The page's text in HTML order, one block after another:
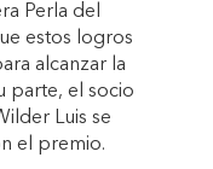
Perla del
estos logros
alcanzar la
parte, el socio
Luis se
el premio.